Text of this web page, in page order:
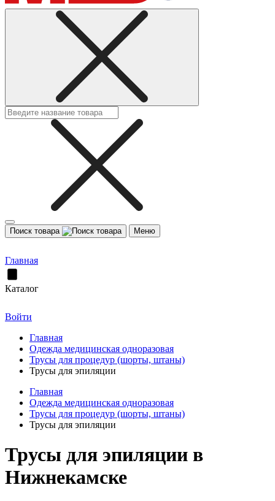
Поиск товара Меню
Главная
Каталог
Войти
Главная
Одежда медицинская одноразовая
Трусы для процедур (шорты, штаны)
Трусы для эпиляции
Главная
Одежда медицинская одноразовая
Трусы для процедур (шорты, штаны)
Трусы для эпиляции
Трусы для эпиляции в
Нижнекамске